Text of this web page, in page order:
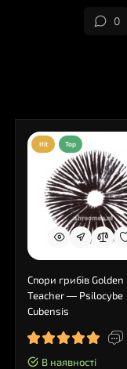
0
Hit Top
Спори грибів Golden
Teacher — Psilocybe
Cubensis
В наявності